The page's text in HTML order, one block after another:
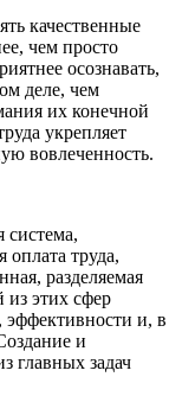
качественные
чем просто
осознавать,
деле, чем
их конечной
укрепляет
вовлеченность.
система,
оплата труда,
разделяемая
этих сфер
и, в
и
главных задач